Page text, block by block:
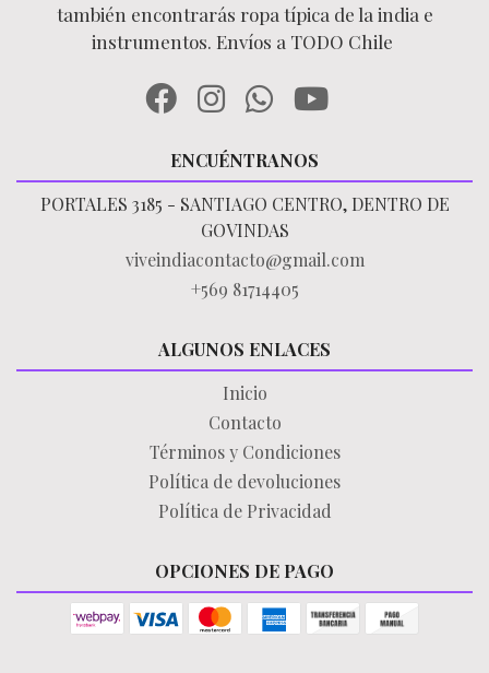
también encontrarás ropa típica de la india e
instrumentos. Envíos a TODO Chile
ENCUÉNTRANOS
PORTALES 3185 - SANTIAGO CENTRO, DENTRO DE
GOVINDAS
viveindiacontacto@gmail.com
+569 81714405
ALGUNOS ENLACES
Inicio
Contacto
Términos y Condiciones
Política de devoluciones
Política de Privacidad
OPCIONES DE PAGO